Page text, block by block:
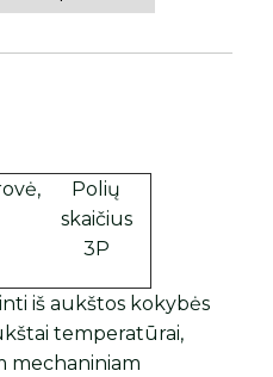
Polių
skaičius
3P
iš aukštos kokybės
temperatūrai,
mechaniniam